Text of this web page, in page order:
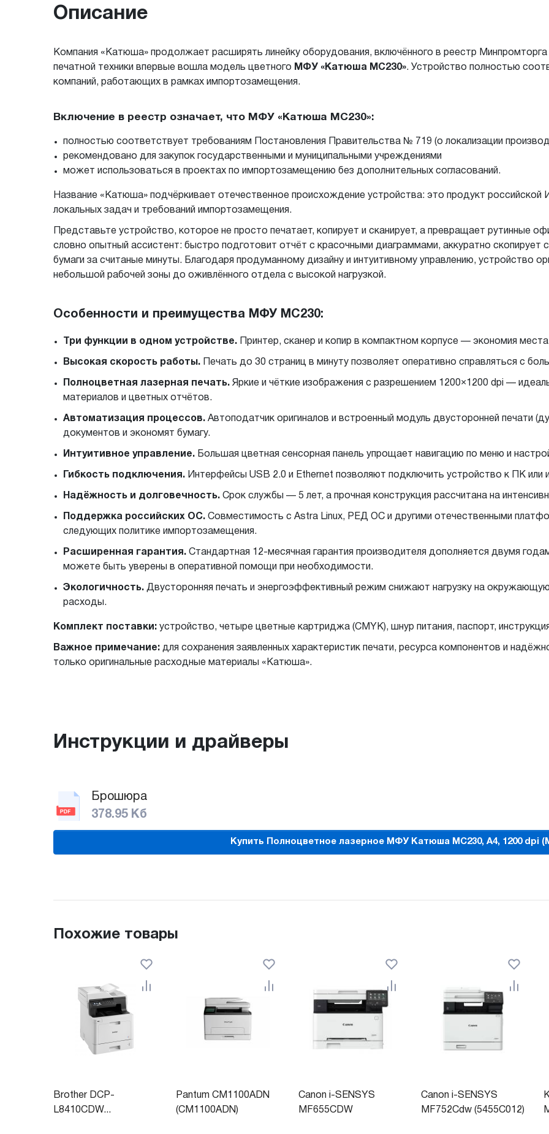
Описание
Компания «Катюша» продолжает расширять линейку оборудования, включённого в реестр
печатной техники впервые вошла модель цветного МФУ «Катюша MC230». Устройство полностью
компаний, работающих в рамках импортозамещения.
Включение в реестр означает, что МФУ «Катюша MC230»:
полностью соответствует требованиям Постановления Правительства № 719 (о локализации
рекомендовано для закупок государственными и муниципальными учреждениями
может использоваться в проектах по импортозамещению без дополнительных согласований.
Название «Катюша» подчёркивает отечественное происхождение устройства: это продукт
локальных задач и требований импортозамещения.
Представьте устройство, которое не просто печатает, копирует и сканирует, а превращает рутинные
словно опытный ассистент: быстро подготовит отчёт с красочными диаграммами, аккуратно
бумаги за считаные минуты. Благодаря продуманному дизайну и интуитивному управлению, устройство
небольшой рабочей зоны до оживлённого отдела с высокой нагрузкой.
Особенности и преимущества МФУ MC230:
Три функции в одном устройстве. Принтер, сканер и копир в компактном корпусе — экономия
Высокая скорость работы. Печать до 30 страниц в минуту позволяет оперативно справляться с
Полноцветная лазерная печать. Яркие и чёткие изображения с разрешением 1200×1200 dpi —
материалов и цветных отчётов.
Автоматизация процессов. Автоподатчик оригиналов и встроенный модуль двусторонней печати
документов и экономят бумагу.
Интуитивное управление. Большая цветная сенсорная панель упрощает навигацию по меню и
Гибкость подключения. Интерфейсы USB 2.0 и Ethernet позволяют подключить устройство к ПК или
Надёжность и долговечность. Срок службы — 5 лет, а прочная конструкция рассчитана на
Поддержка российских ОС. Совместимость с Astra Linux, РЕД ОС и другими отечественными
следующих политике импортозамещения.
Расширенная гарантия. Стандартная 12-месячная гарантия производителя дополняется двумя
можете быть уверены в оперативной помощи при необходимости.
Экологичность. Двусторонняя печать и энергоэффективный режим снижают нагрузку на
расходы.
Комплект поставки: устройство, четыре цветные картриджа (CMYK), шнур питания, паспорт,
Важное примечание: для сохранения заявленных характеристик печати, ресурса компонентов и
только оригинальные расходные материалы «Катюша».
Инструкции и драйверы
Брошюра
378.95 Кб
Купить Полноцветное лазерное МФУ Катюша МC230, А4, 1200 dpi
Похожие товары
Brother DCP-
L8410CDW...
Pantum CM1100ADN
(CM1100ADN)
Canon i-SENSYS
MF655CDW
Canon i-SENSYS
MF752Cdw (5455C012)